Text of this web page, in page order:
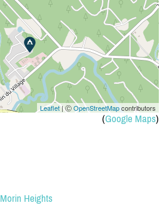
Leaflet| ⒸOpenStreetMapcontributors
(Google Maps)
Morin Heights